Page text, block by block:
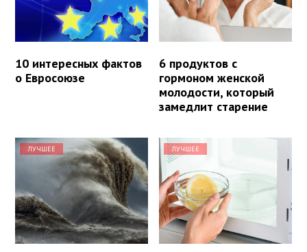
10 интересных фактов
о Евросоюзе
6 продуктов с
гормоном женской
молодости, который
замедлит старение
ЛУЧШЕЕ ЛУЧШЕЕ